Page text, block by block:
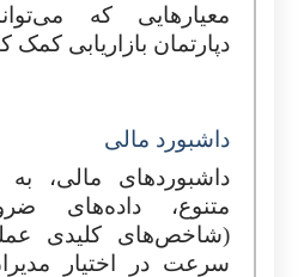
معیارهایی که
دپارتمان بازاریابی کمک
داشبورد مالی
داشبوردهای مالی،
متنوع، داده‌های
(شاخص‌های کلیدی
سرعت در اختیار